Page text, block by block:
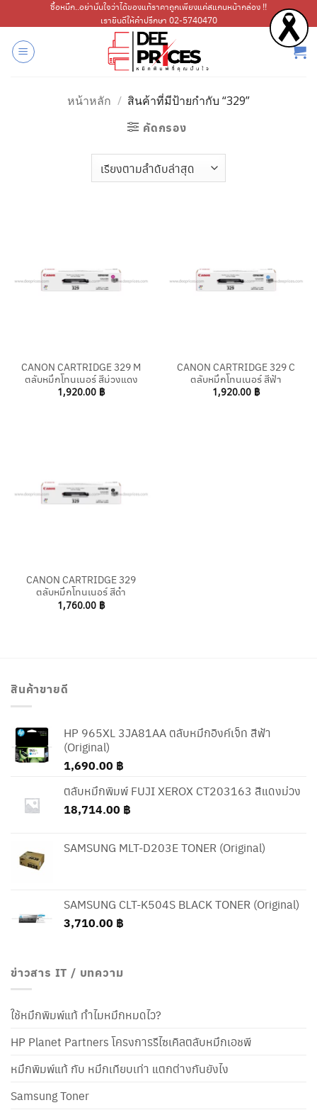
ไป
เนื้อหา
ซื้อหมึก..อย่ามั่นใจว่าได้ของแท้ราคาถูกเพียงแค่สแกนหน้ากล่อง !!
เรายินดีให้คำปรึกษา 02-5740470
หน้าหลัก / สินค้าที่มีป้ายกำกับ “329”
คัดกรอง
CANON CARTRIDGE 329 M
ตลับหมึกโทนเนอร์ สีม่วงแดง
1,920.00 ฿
CANON CARTRIDGE 329 C
ตลับหมึกโทนเนอร์ สีฟ้า
1,920.00 ฿
CANON CARTRIDGE 329
ตลับหมึกโทนเนอร์ สีดำ
1,760.00 ฿
สินค้าขายดี
HP 965XL 3JA81AA ตลับหมึกอิงค์เจ็ท สีฟ้า
(Original)
1,690.00 ฿
ตลับหมึกพิมพ์ FUJI XEROX CT203163 สีแดงม่วง
18,714.00 ฿
SAMSUNG MLT-D203E TONER (Original)
SAMSUNG CLT-K504S BLACK TONER (Original)
3,710.00 ฿
ข่าวสาร IT / บทความ
ใช้หมึกพิมพ์แท้ ทำไมหมึกหมดไว?
HP Planet Partners โครงการรีไซเคิลตลับหมึกเอชพี
หมึกพิมพ์แท้ กับ หมึกเทียบเท่า แตกต่างกันยังไง
Samsung Toner